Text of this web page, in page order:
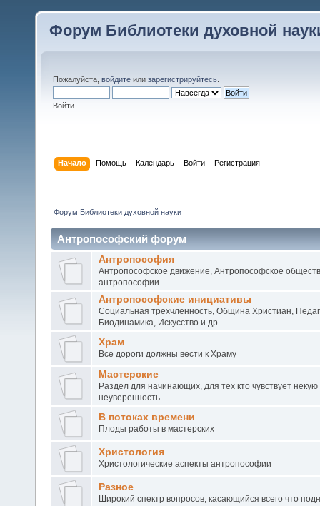
Форум Библиотеки духовной
Пожалуйста, войдите или зарегистрируйтесь
Войти
Начало Помощь Календарь Войти Регистрация
Форум Библиотеки духовной науки
Антропософский форум
Антропософия
Антропософское движение, Антропософское
антропософии
Антропософские инициативы
Социальная трехчленность, Община Христиан,
Биодинамика, Искусство и др.
Храм
Все дороги должны вести к Храму
Мастерские
Раздел для начинающих, для тех кто чувствует некую
неуверенность
В потоках времени
Плоды работы в мастерских
Христология
Христологические аспекты антропософии
Разное
Широкий спектр вопросов, касающийся всего что